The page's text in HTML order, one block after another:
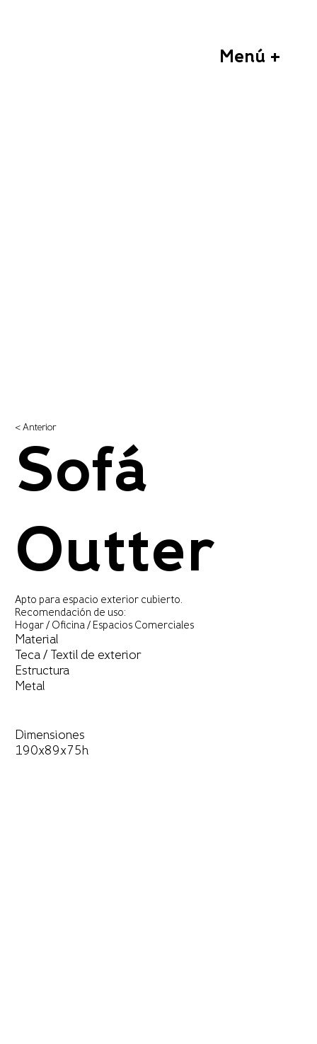
Menú +
< Anterior
Sofá
Outter
Apto para espacio exterior cubierto.
Recomendación de uso:
Hogar / Oficina / Espacios Comerciales
Material
Teca / Textil de exterior
Estructura
Metal
Dimensiones
190x89x75h